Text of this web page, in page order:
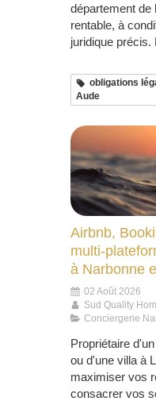
département de
rentable, à
juridique précis.
obligations
Aude
Airbnb,
multi-
à Narbonne
02 Août 2026
Sud Quality
Conciergerie
Propriétaire
ou d'une villa à
maximiser vos
consacrer vos